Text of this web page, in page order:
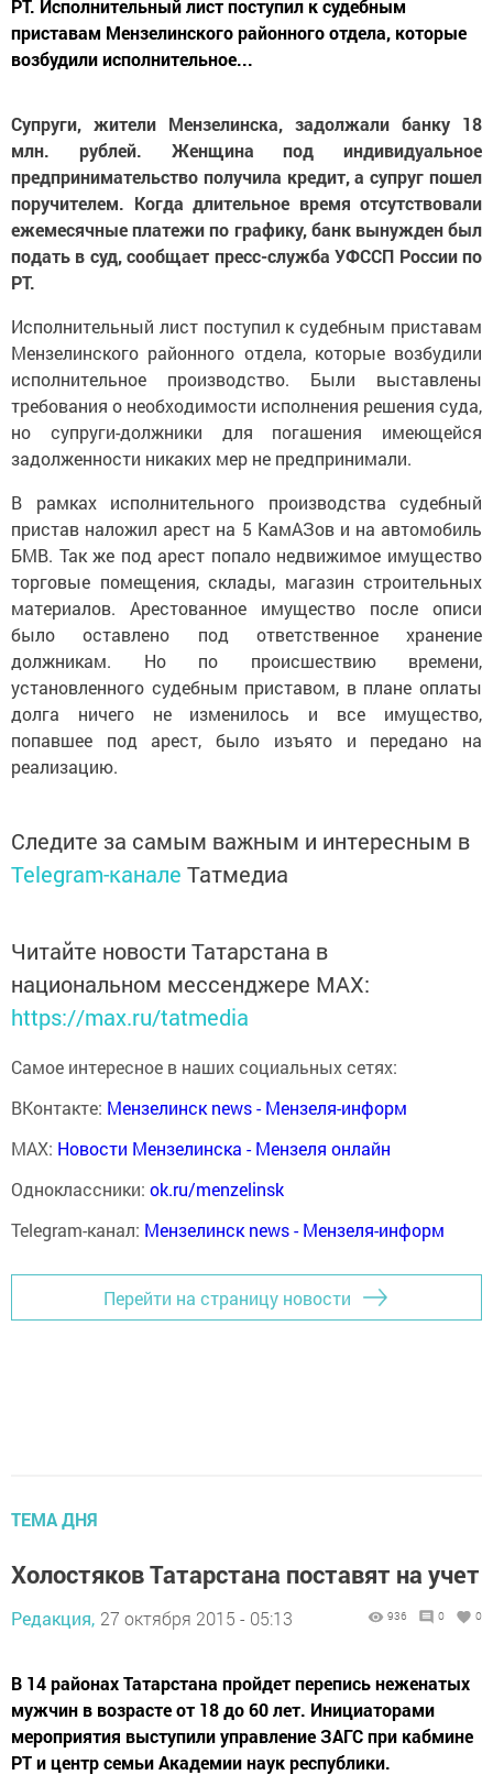
РТ. Исполнительный лист поступил к судебным
приставам Мензелинского районного отдела, которые
возбудили исполнительное...
Супруги, жители Мензелинска, задолжали банку 18
млн. рублей. Женщина под индивидуальное
предпринимательство получила кредит, а супруг пошел
поручителем. Когда длительное время отсутствовали
ежемесячные платежи по графику, банк вынужден был
подать в суд, сообщает пресс-служба УФССП России по
РТ.
Исполнительный лист поступил к судебным приставам
Мензелинского районного отдела, которые возбудили
исполнительное производство. Были выставлены
требования о необходимости исполнения решения суда,
но супруги-должники для погашения имеющейся
задолженности никаких мер не предпринимали.
В рамках исполнительного производства судебный
пристав наложил арест на 5 КамАЗов и на автомобиль
БMB. Так же под арест попало недвижимое имущество
торговые помещения, склады, магазин строительных
материалов. Арестованное имущество после описи
было оставлено под ответственное хранение
должникам. Но по происшествию времени,
установленного судебным приставом, в плане оплаты
долга ничего не изменилось и все имущество,
попавшее под арест, было изъято и передано на
реализацию.
Следите за самым важным и интересным в
Telegram-канале Татмедиа
Читайте новости Татарстана в
национальном мессенджере MАХ:
https://max.ru/tatmedia
Самое интересное в наших социальных сетях:
ВКонтакте: Мензелинск news - Мензеля-информ
MAX: Новости Мензелинска - Мензеля онлайн
Одноклассники: ok.ru/menzelinsk
Telegram-канал: Мензелинск news - Мензеля-информ
Перейти на страницу новости
ТЕМА ДНЯ
Холостяков Татарстана поставят на учет
Редакция, 27 октября 2015 - 05:13 936 0 0
В 14 районах Татарстана пройдет перепись неженатых
мужчин в возрасте от 18 до 60 лет. Инициаторами
мероприятия выступили управление ЗАГС при кабмине
РТ и центр семьи Академии наук республики.